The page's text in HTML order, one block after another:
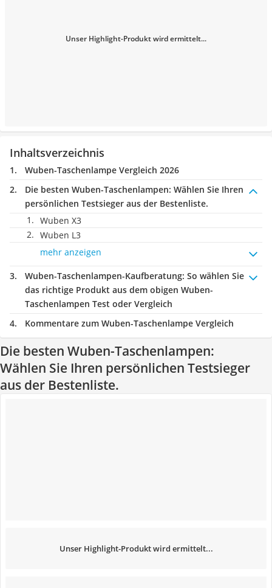
Unser Highlight-Produkt wird ermittelt...
Inhaltsverzeichnis
Wuben-Taschenlampe Vergleich 2026
Die besten Wuben-Taschenlampen: Wählen Sie Ihren
persönlichen Testsieger aus der Bestenliste.
Wuben X3
Wuben L3
mehr anzeigen
Wuben-Taschenlampen-Kaufberatung: So wählen Sie
das richtige Produkt aus dem obigen Wuben-
Taschenlampen Test oder Vergleich
Kommentare zum Wuben-Taschenlampe Vergleich
Die besten Wuben-Taschenlampen:
Wählen Sie Ihren persönlichen Testsieger
aus der Bestenliste.
Unser Highlight-Produkt wird ermittelt...